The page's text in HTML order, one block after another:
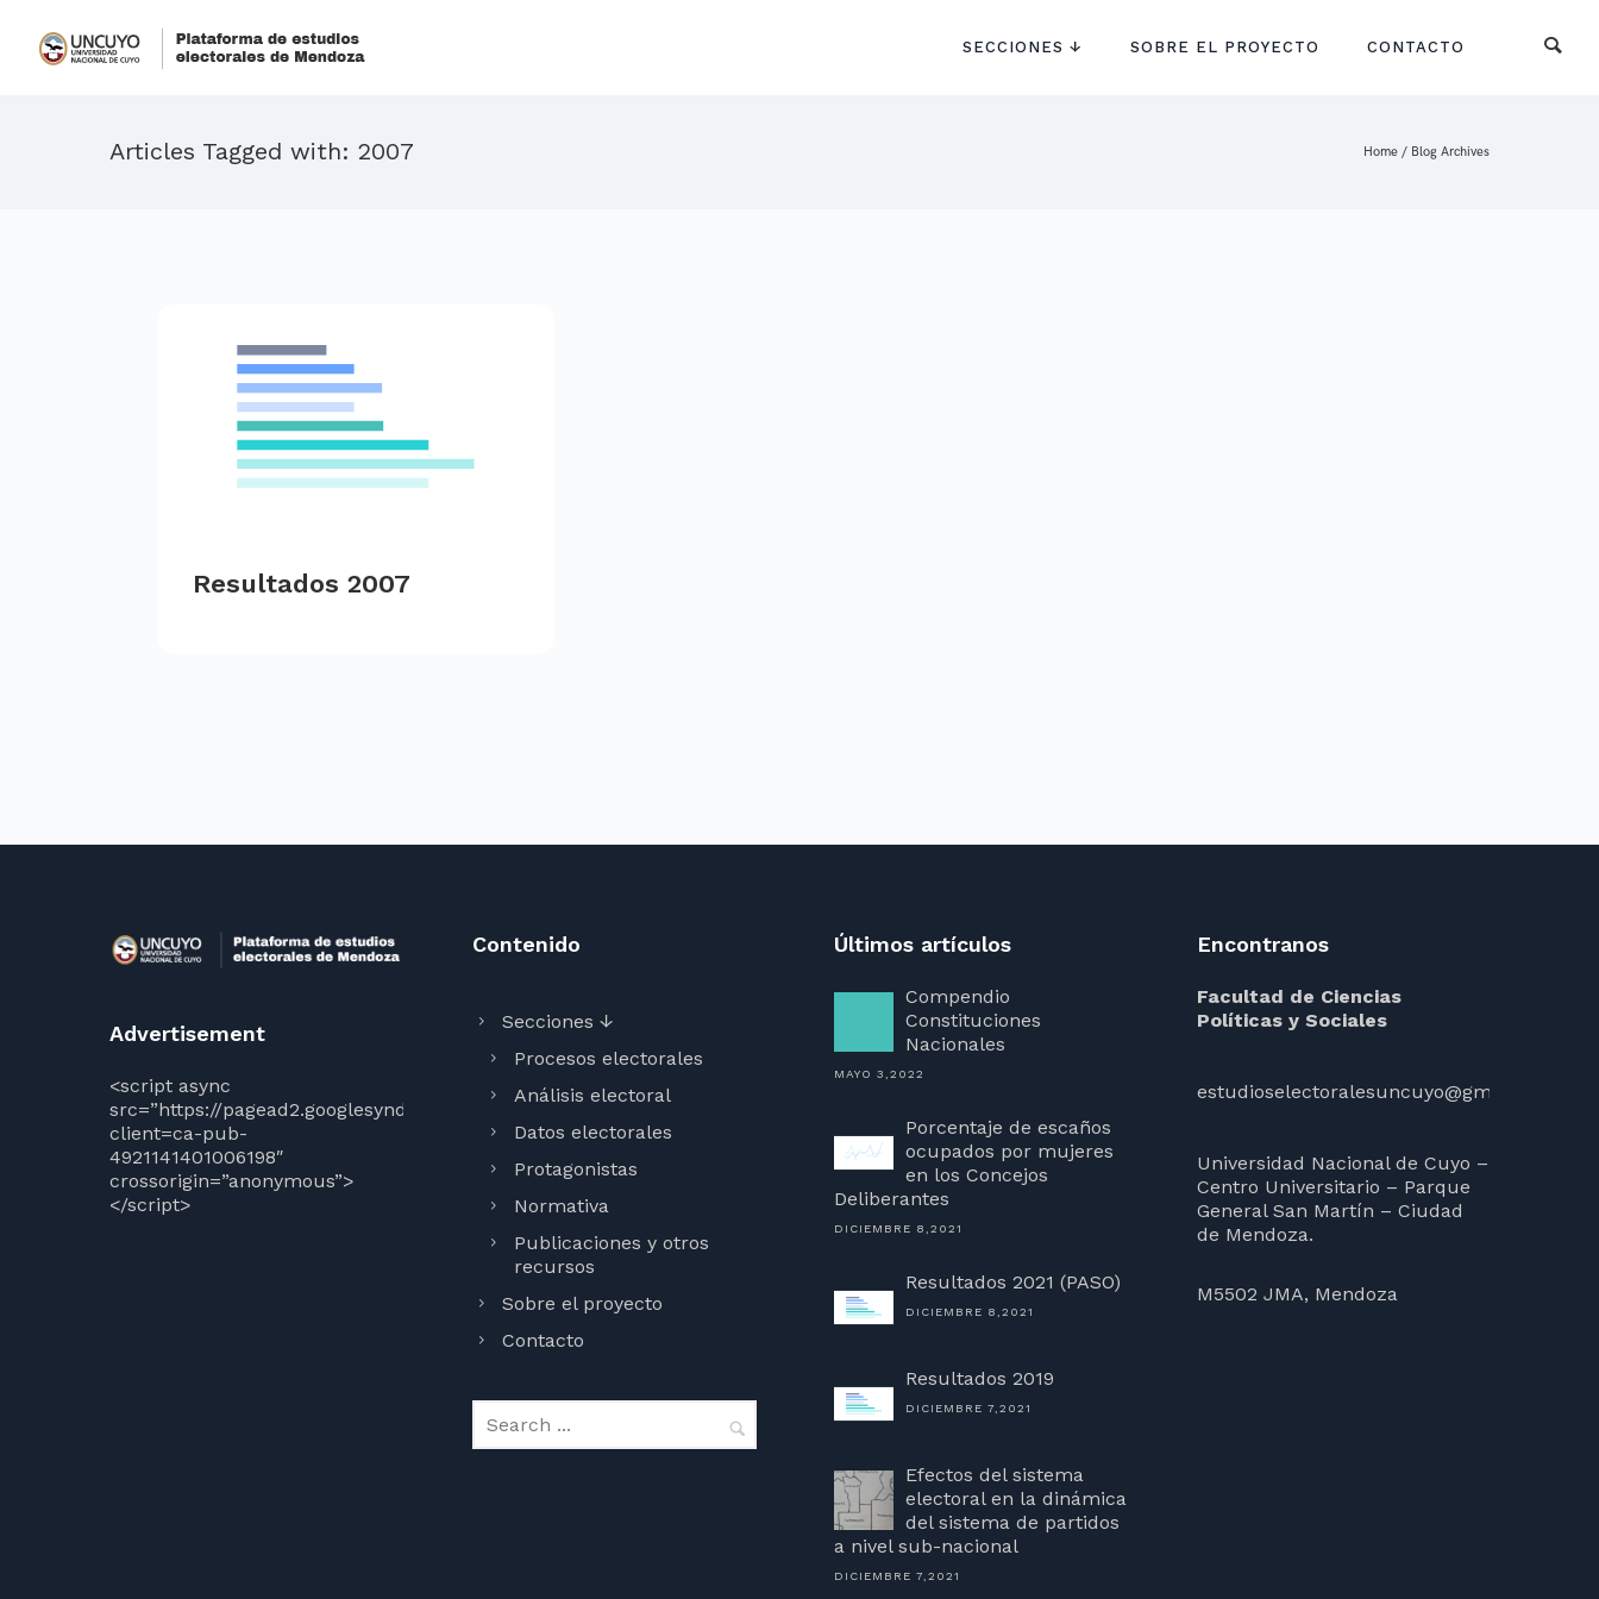
SECCIONES ↓ SOBRE EL PROYECTO CONTACTO
Articles Tagged with: 2007 Home / Blog Archives
Resultados 2007
Advertisement
<script async
src=”https://pagead2.googlesyndication.com/pagead/js/adsbygoogle.js?
client=ca-pub-
4921141401006198″
crossorigin=”anonymous”>
</script>
Contenido
Secciones ↓
Procesos electorales
Análisis electoral
Datos electorales
Protagonistas
Normativa
Publicaciones y otros
recursos
Sobre el proyecto
Contacto
Últimos artículos
Compendio
Constituciones
Nacionales
MAYO 3,2022
Porcentaje de escaños
ocupados por mujeres
en los Concejos
Deliberantes
DICIEMBRE 8,2021
Resultados 2021 (PASO)
DICIEMBRE 8,2021
Resultados 2019
DICIEMBRE 7,2021
Efectos del sistema
electoral en la dinámica
del sistema de partidos
a nivel sub-nacional
DICIEMBRE 7,2021
Encontranos
Facultad de Ciencias
Políticas y Sociales
estudioselectoralesuncuyo@gmail.com
Universidad Nacional de Cuyo –
Centro Universitario – Parque
General San Martín – Ciudad
de Mendoza.
M5502 JMA, Mendoza